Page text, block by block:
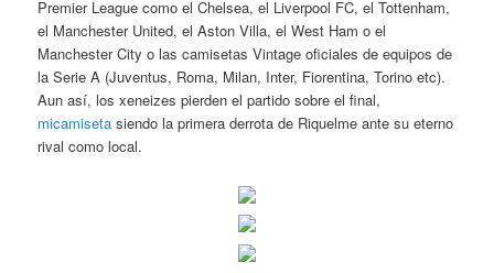
Premier League como el Chelsea, el Liverpool FC, el Tottenham,
el Manchester United, el Aston Villa, el West Ham o el
Manchester City o las camisetas Vintage oficiales de equipos de
la Serie A (Juventus, Roma, Milan, Inter, Fiorentina, Torino etc).
Aun así, los xeneizes pierden el partido sobre el final,
micamiseta siendo la primera derrota de Riquelme ante su eterno
rival como local.